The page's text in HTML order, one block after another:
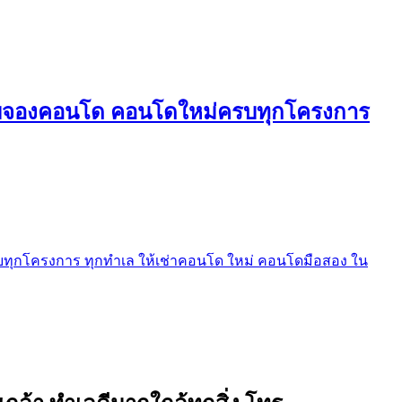
องคอนโด คอนโดใหม่ครบทุกโครงการ
โครงการ ทุกทำเล ให้เช่าคอนโด ใหม่ คอนโดมือสอง ใน